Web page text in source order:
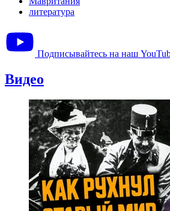
литература
Подписывайтесь на наш
Видео